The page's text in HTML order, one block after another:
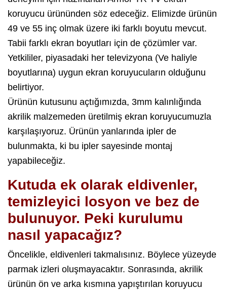
koruyucu ürününden söz edeceğiz. Elimizde ürünün
49 ve 55 inç olmak üzere iki farklı boyutu mevcut.
Tabii farklı ekran boyutları için de çözümler var.
Yetkililer, piyasadaki her televizyona (Ve haliyle
boyutlarına) uygun ekran koruyucuların olduğunu
belirtiyor.
Ürünün kutusunu açtığımızda, 3mm kalınlığında
akrilik malzemeden üretilmiş ekran koruyucumuzla
karşılaşıyoruz. Ürünün yanlarında ipler de
bulunmakta, ki bu ipler sayesinde montaj
yapabileceğiz.
Kutuda ek olarak eldivenler,
temizleyici losyon ve bez de
bulunuyor. Peki kurulumu
nasıl yapacağız?
Öncelikle, eldivenleri takmalısınız. Böylece yüzeyde
parmak izleri oluşmayacaktır. Sonrasında, akrilik
ürünün ön ve arka kısmına yapıştırılan koruyucu